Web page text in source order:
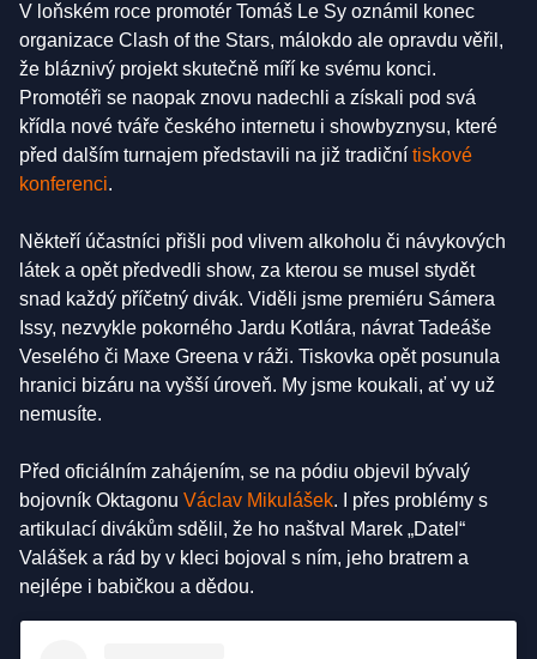
V loňském roce promotér Tomáš Le Sy oznámil konec
organizace Clash of the Stars, málokdo ale opravdu věřil,
že bláznivý projekt skutečně míří ke svému konci.
Promotéři se naopak znovu nadechli a získali pod svá
křídla nové tváře českého internetu i showbyznysu, které
před dalším turnajem představili na již tradiční tiskové
konferenci.
Někteří účastníci přišli pod vlivem alkoholu či návykových
látek a opět předvedli show, za kterou se musel stydět
snad každý příčetný divák. Viděli jsme premiéru Sámera
Issy, nezvykle pokorného Jardu Kotlára, návrat Tadeáše
Veselého či Maxe Greena v ráži. Tiskovka opět posunula
hranici bizáru na vyšší úroveň. My jsme koukali, ať vy už
nemusíte.
Před oficiálním zahájením, se na pódiu objevil bývalý
bojovník Oktagonu Václav Mikulášek. I přes problémy s
artikulací divákům sdělil, že ho naštval Marek „Datel“
Valášek a rád by v kleci bojoval s ním, jeho bratrem a
nejlépe i babičkou a dědou.